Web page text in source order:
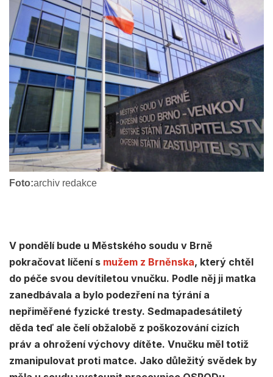
Foto:archiv redakce
V pondělí bude u Městského soudu v Brně
pokračovat líčení s mužem z Brněnska, který chtěl
do péče svou devítiletou vnučku. Podle něj ji matka
zanedbávala a bylo podezření na týrání a
nepřiměřené fyzické tresty. Sedmapadesátiletý
děda teď ale čelí obžalobě z poškozování cizích
práv a ohrožení výchovy dítěte. Vnučku měl totiž
zmanipulovat proti matce. Jako důležitý svědek by